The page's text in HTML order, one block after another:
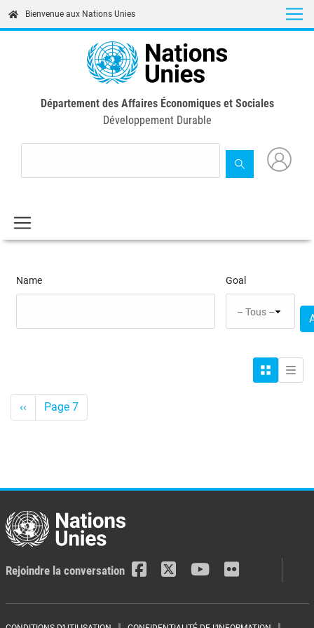
content
Bienvenue aux Nations Unies
Département des Affaires Économiques et Sociales
Développement Durable
Name Goal
Grille
Pagination
<-
Précédent
‹‹ Page 7
Rejoindre la conversation